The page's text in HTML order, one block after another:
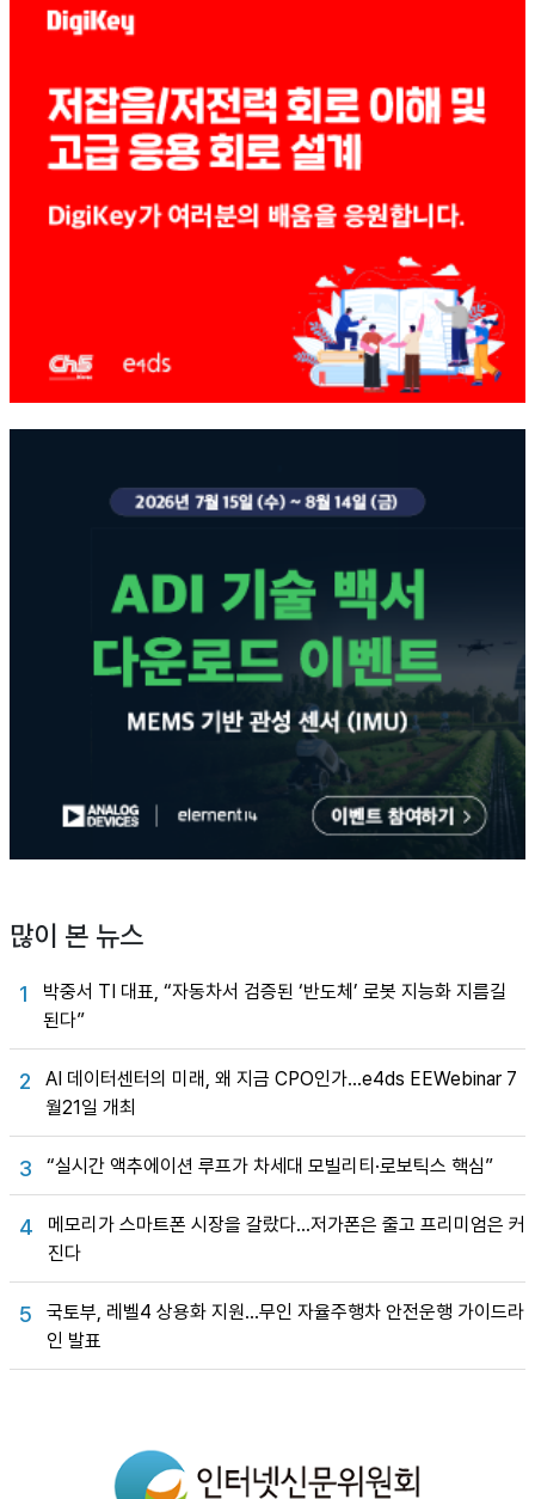
많이 본 뉴스
1
박중서 TI 대표, “자동차서 검증된 ‘반도체’ 로봇 지능화 지름길
된다”
2
AI 데이터센터의 미래, 왜 지금 CPO인가…e4ds EEWebinar 7
월21일 개최
3 “실시간 액추에이션 루프가 차세대 모빌리티·로보틱스 핵심”
4
메모리가 스마트폰 시장을 갈랐다…저가폰은 줄고 프리미엄은 커
진다
5
국토부, 레벨4 상용화 지원…무인 자율주행차 안전운행 가이드라
인 발표